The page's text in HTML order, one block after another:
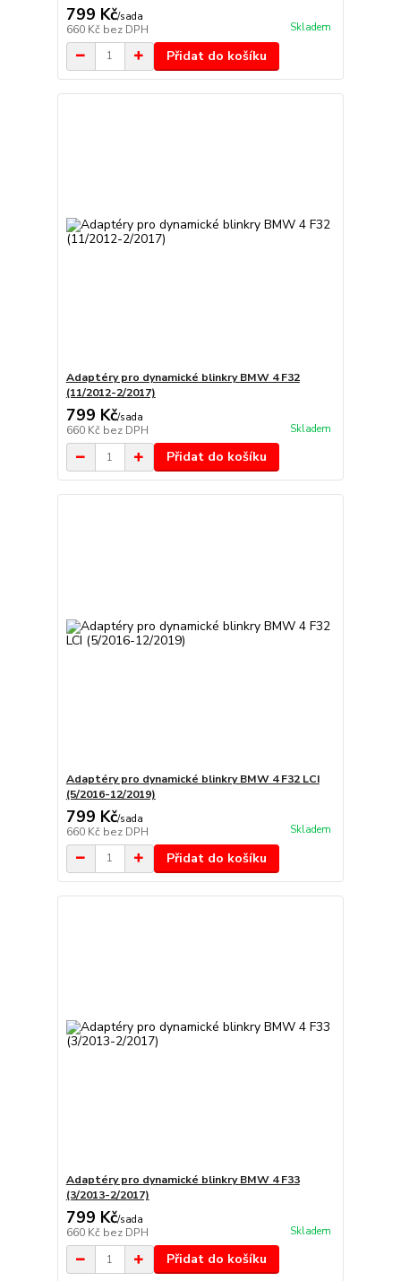
799 Kč/sada
660 Kč bez DPH Skladem
Přidat do košíku
Adaptéry pro dynamické blinkry BMW 4 F32
(11/2012-2/2017)
799 Kč/sada
660 Kč bez DPH Skladem
Přidat do košíku
Adaptéry pro dynamické blinkry BMW 4 F32 LCI
(5/2016-12/2019)
799 Kč/sada
660 Kč bez DPH Skladem
Přidat do košíku
Adaptéry pro dynamické blinkry BMW 4 F33
(3/2013-2/2017)
799 Kč/sada
660 Kč bez DPH Skladem
Přidat do košíku